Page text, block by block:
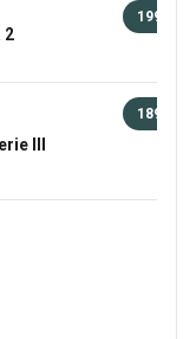
2
199 €
III
189 €